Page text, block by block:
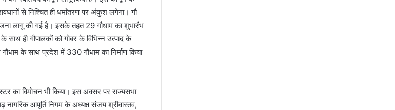
से निश्चित ही धर्मांतरण पर अंकुश लगेगा। गौ
लागू की गई है। इसके तहत 29 गौधाम का शुभारंभ
साथ ही गौपालकों को गोबर के विभिन्न उत्पाद के
के साथ प्रदेश में 330 गौधाम का निर्माण किया
का विमोचन भी किया। इस अवसर पर राज्यसभा
नागरिक आपूर्ति निगम के अध्यक्ष संजय श्रीवास्तव,